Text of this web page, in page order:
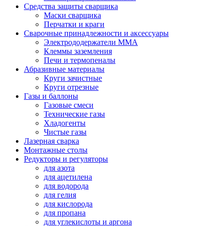
Средства защиты сварщика
Маски сварщика
Перчатки и краги
Сварочные принадлежности и аксессуары
Электрододержатели MMA
Клеммы заземления
Печи и термопеналы
Абразивные материалы
Круги зачистные
Круги отрезные
Газы и баллоны
Газовые смеси
Технические газы
Хладогенты
Чистые газы
Лазерная сварка
Монтажные столы
Редукторы и регуляторы
для азота
для ацетилена
для водорода
для гелия
для кислорода
для пропана
для углекислоты и аргона